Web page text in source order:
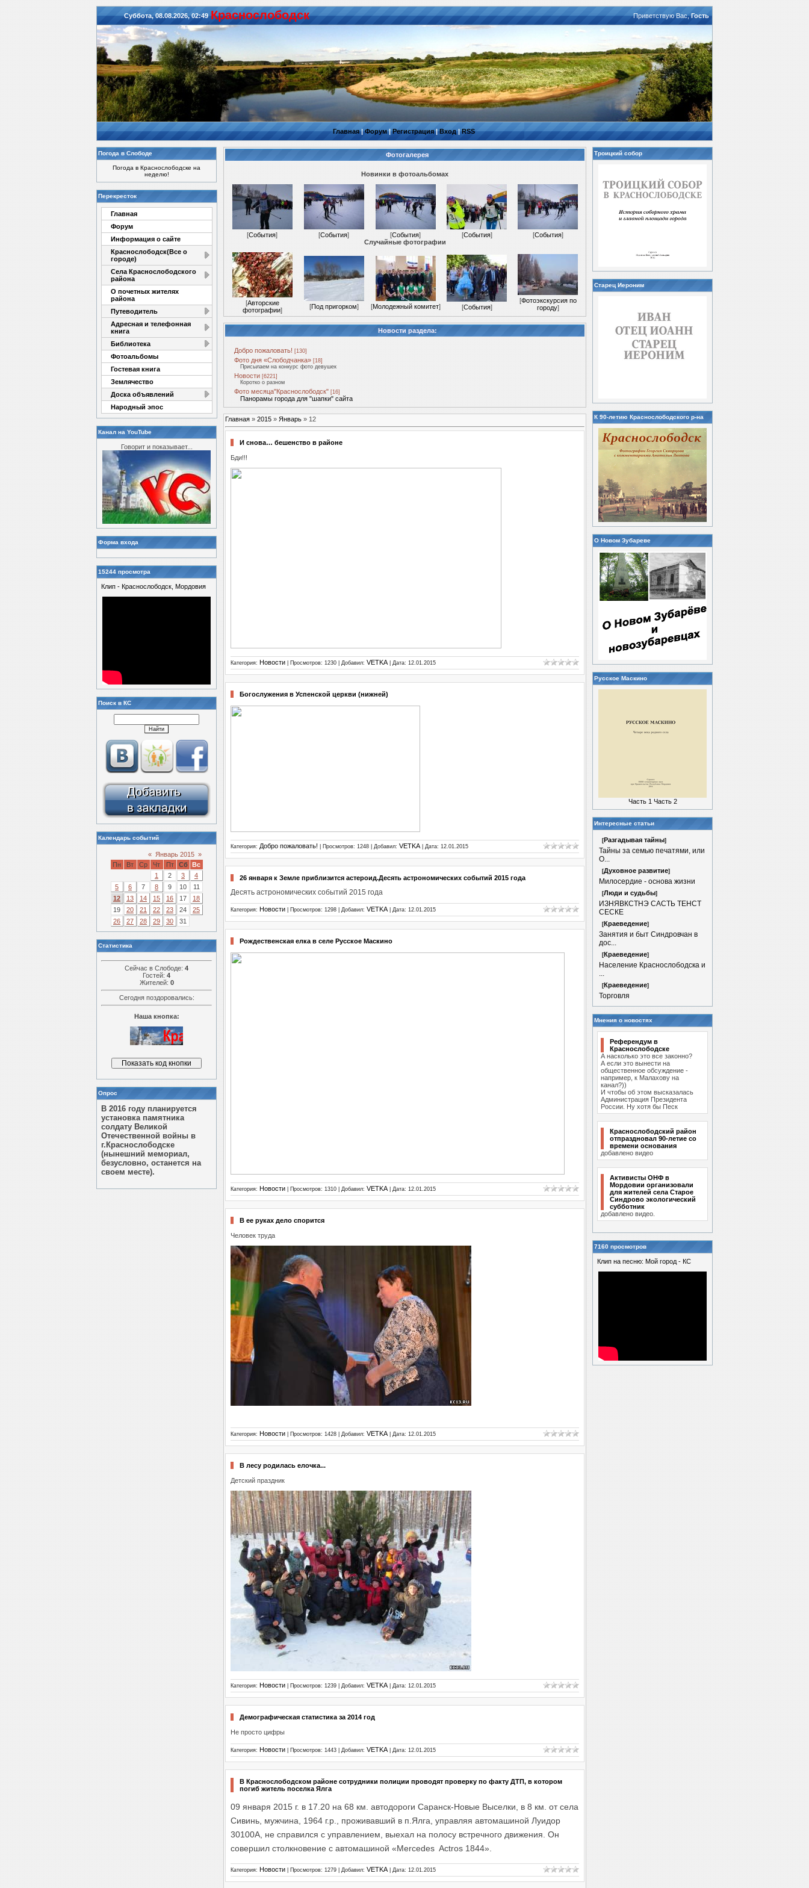
Суббота, 08.08.2026, 02:49 Красноcлободск Приветствую Вас,Гость
Главная|Форум|Регистрация|Вход|RSS
Погода в Слободе
Погода в Краснослободске на
неделю!
Перекресток
Главная
Форум
Информация о сайте
Краснослободск(Все о
городе)
Села Краснослободского
района
О почетных жителях
района
Путеводитель
Адресная и телефонная
книга
Библиотека
Фотоальбомы
Гостевая книга
Землячество
Доска объявлений
Народный эпос
Канал на YouTube
Говорит и показывает...
Форма входа
15244 просмотра
Клип - Краснослободск, Мордовия
Поиск в КС
Календарь событий
« Январь 2015 »
Пн
Вт Ср Чт Пт Сб
Вс
1
2 3
4
5
6 7 8 9 10
11
12
13 14 15 16 17
18
19
20 21 22 23 24
25
26
27 28 29 30 31
Статистика
Сейчас в Слободе: 4
Гостей: 4
Жителей: 0
Сегодня поздоровались:
Наша кнопка:
Опрос
В 2016 году планируется
установка памятника
солдату Великой
Отечественной войны в
г.Краснослободске
(нынешний мемориал,
безусловно, останется на
своем месте).
Фотогалерея
Новинки в фотоальбомах
[События] [События] [События] [События] [События]
Случайные фотографии
[Авторские
фотографии] [Под пригорком] [Молодежный комитет] [События]
[Фотоэкскурсия по
городу]
Новости раздела:
Добро пожаловать! [130]
Фото дня «Слободчанка» [18]
Присылаем на конкурс фото девушек
Новости [6221]
Коротко о разном
Фото месяца"Краснослободск" [16]
Панорамы города для "шапки" сайта
Главная » 2015 » Январь » 12
И снова… бешенство в районе
Бди!!!
Категория: Новости | Просмотров: 1230 | Добавил: VETKA| Дата: 12.01.2015
Богослужения в Успенской церкви (нижней)
Категория: Добро пожаловать! | Просмотров: 1248 | Добавил: VETKA| Дата: 12.01.2015
26 января к Земле приблизится астероид.Десять астрономических событий 2015 года
Десять астрономических событий 2015 года
Категория: Новости | Просмотров: 1298 | Добавил: VETKA| Дата: 12.01.2015
Рождественская елка в селе Русское Маскино
Категория: Новости | Просмотров: 1310 | Добавил: VETKA| Дата: 12.01.2015
В ее руках дело спорится
Человек труда
Категория: Новости | Просмотров: 1428 | Добавил: VETKA| Дата: 12.01.2015
В лесу родилась елочка...
Детский праздник
Категория: Новости | Просмотров: 1239 | Добавил: VETKA| Дата: 12.01.2015
Демографическая статистика за 2014 год
Не просто цифры
Категория: Новости | Просмотров: 1443 | Добавил: VETKA| Дата: 12.01.2015
В Краснослободском районе сотрудники полиции проводят проверку по факту ДТП, в котором
погиб житель поселка Ялга
09 января 2015 г. в 17.20 на 68 км. автодороги Саранск-Новые Выселки, в 8 км. от села
Сивинь, мужчина, 1964 г.р., проживавший в п.Ялга, управляя автомашиной Луидор
30100А, не справился с управлением, выехал на полосу встречного движения. Он
совершил столкновение с автомашиной «Mercedes Actros 1844».
Категория: Новости | Просмотров: 1279 | Добавил: VETKA| Дата: 12.01.2015
Троицкий собор
Старец Иероним
К 90-летию Краснослободского р-на
О Новом Зубареве
Русское Маскино
Часть 1 Часть 2
Интересные статьи
[Разгадывая тайны]
Тайны за семью печатями, или
О...
[Духовное развитие]
Милосердие - основа жизни
[Люди и судьбы]
ИЗНЯВКСТНЭ САСТЬ ТЕНСТ
СЕСКЕ
[Краеведение]
Занятия и быт Синдровчан в
дос...
[Краеведение]
Население Краснослободска и
...
[Краеведение]
Торговля
Мнения о новостях
Референдум в
Краснослободске
А насколько это все законно?
А если это вынести на
общественное обсуждение -
например, к Малахову на
канал?))
И чтобы об этом высказалась
Администрация Президента
России. Ну хотя бы Песк
Краснослободский район
отпраздновал 90-летие со
времени основания
добавлено видео
Активисты ОНФ в
Мордовии организовали
для жителей села Старое
Синдрово экологический
субботник
добавлено видео.
7160 просмотров
Клип на песню: Мой город - КС